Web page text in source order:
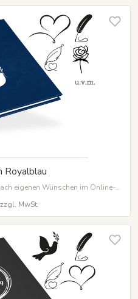
Royalblau
eigenen Wünschen im Online-
zzgl. MwSt.